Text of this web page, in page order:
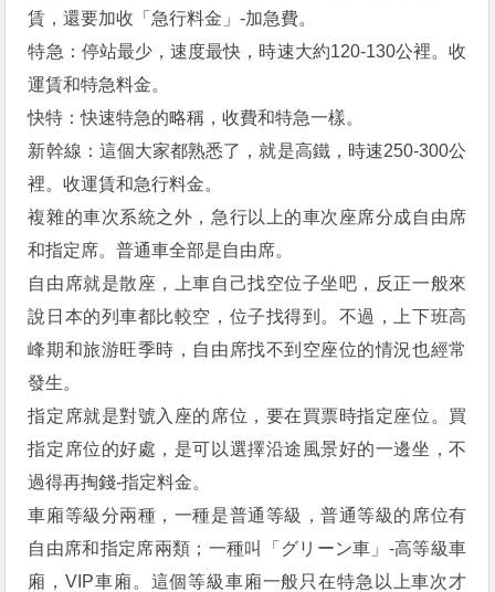
賃，還要加收「急行料金」-加急費。
特急：停站最少，速度最快，時速大約120-130公裡。收
運賃和特急料金。
快特：快速特急的略稱，收費和特急一樣。
新幹線：這個大家都熟悉了，就是高鐵，時速250-300公
裡。收運賃和急行料金。
複雜的車次系統之外，急行以上的車次座席分成自由席
和指定席。普通車全部是自由席。
自由席就是散座，上車自己找空位子坐吧，反正一般來
說日本的列車都比較空，位子找得到。不過，上下班高
峰期和旅游旺季時，自由席找不到空座位的情況也經常
發生。
指定席就是對號入座的席位，要在買票時指定座位。買
指定席位的好處，是可以選擇沿途風景好的一邊坐，不
過得再掏錢-指定料金。
車廂等級分兩種，一種是普通等級，普通等級的席位有
自由席和指定席兩類；一種叫「グリーン車」-高等級車
廂，VIP車廂。這個等級車廂一般只在特急以上車次才